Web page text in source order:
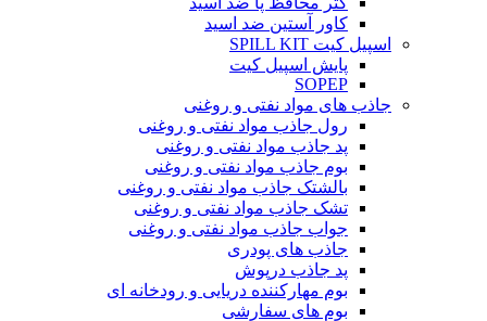
کاور آستین ضد اسید
اسپیل کیت SPILL KIT
پایش اسپیل کیت
SOPEP
جاذب های مواد نفتی و روغنی
رول جاذب مواد نفتی و روغنی
پد جاذب مواد نفتی و روغنی
بوم جاذب مواد نفتی و روغنی
بالشتک جاذب مواد نفتی و روغنی
تشک جاذب مواد نفتی و روغنی
جواب جاذب مواد نفتی و روغنی
جاذب های پودری
پد جاذب درپوش
بوم مهارکننده دریایی و رودخانه ای
بوم های سفارشی